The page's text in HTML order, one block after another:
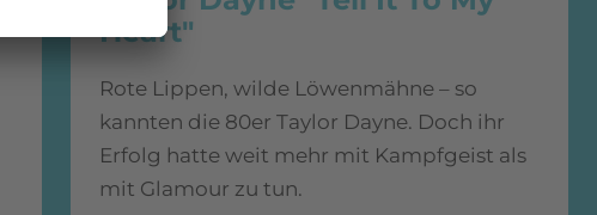
Heart"
Rote Lippen, wilde Löwenmähne – so
kannten die 80er Taylor Dayne. Doch ihr
Erfolg hatte weit mehr mit Kampfgeist als
mit Glamour zu tun.